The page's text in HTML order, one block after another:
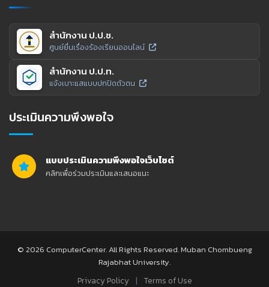
สำนักงาน ป.ป.ช.
ศูนย์ยื่นเรื่องร้องเรียนออนไลน์
สำนักงาน ป.ป.ท.
แจ้งเบาะแสแบบปกปิดตัวตน
ประเมินความพึงพอใจ
แบบประเมินความพึงพอใจเว็บไซต์
คลิกเพื่อร่วมประเมินและเสนอแนะ
© 2026 ComputerCenter. All Rights Reserved. Muban Chombueng
Rajabhat University.
Privacy Policy | Terms of Use